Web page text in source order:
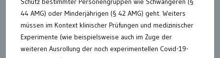
44 AMG) oder Minderjährigen (§ 42 AMG) geht. Weiters
müssen im Kontext klinischer Prüfungen und medizinischer
Experimente (wie beispielsweise auch im Zuge der
weiteren Ausrollung der noch experimentellen Covid-19-